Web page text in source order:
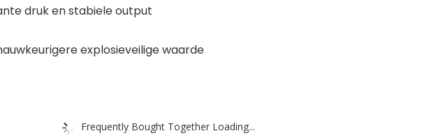
druk en stabiele output
explosieveilige waarde
Frequently Bought Together Loading...